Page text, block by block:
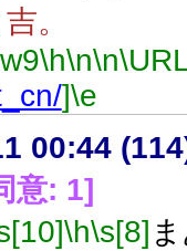
。
\h\n\n
]\e
00:44
意: 1]
\h\s[8]